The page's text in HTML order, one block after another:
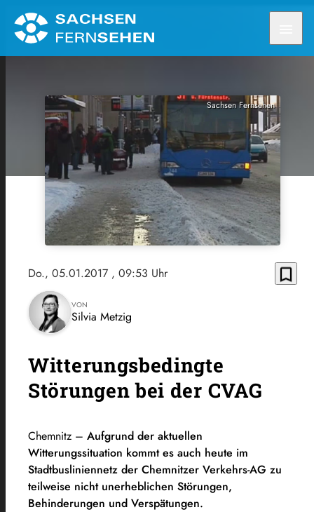
Sachsen Fernsehen
Do., 05.01.2017 , 09:53 Uhr bookmark_border
VON
Silvia Metzig
Witterungsbedingte
Störungen bei der CVAG
Chemnitz – Aufgrund der aktuellen
Witterungssituation kommt es auch heute im
Stadtbusliniennetz der Chemnitzer Verkehrs-AG zu
teilweise nicht unerheblichen Störungen,
Behinderungen und Verspätungen.